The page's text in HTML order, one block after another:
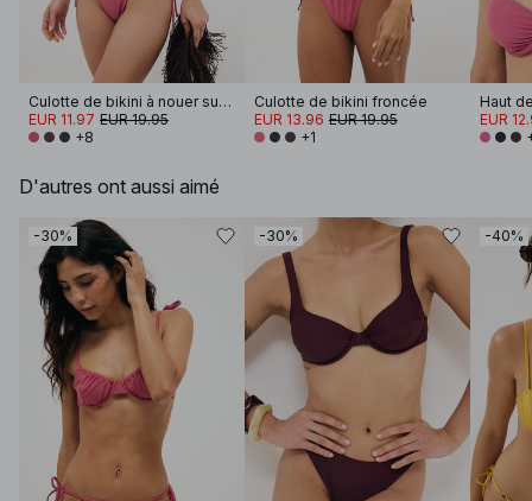
Culotte de bikini à nouer sur le côté
EUR 11.97 EUR 19.95
+8
Culotte de bikini froncée
EUR 13.96 EUR 19.95
+1
EUR
D'autres ont aussi aimé
-30% -30% -40%